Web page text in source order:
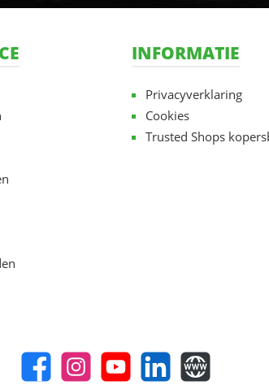
INFORMATIE
Privacyverklaring
Cookies
Trusted Shops